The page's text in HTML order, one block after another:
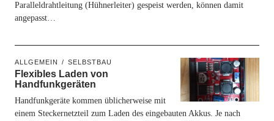
Paralleldrahtleitung (Hühnerleiter) gespeist werden, können damit
angepasst…
ALLGEMEIN SELBSTBAU
Flexibles Laden von
Handfunkgeräten
Handfunkgeräte kommen üblicherweise mit
einem Steckernetzteil zum Laden des eingebauten Akkus. Je nach